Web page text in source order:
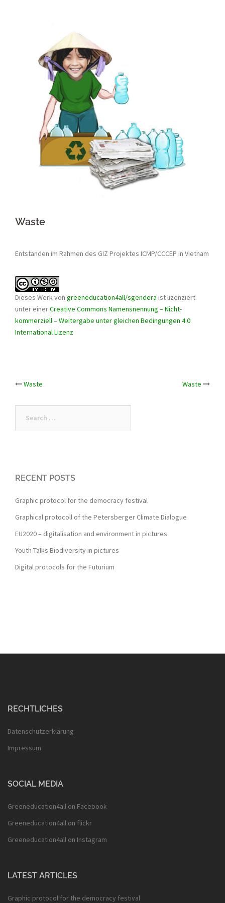
Waste
Entstanden im Rahmen des GIZ Projektes ICMP/CCCEP in Vietnam
Dieses Werk von greeneducation4all/sgendera ist lizenziert
unter einerCreative Commons Namensnennung – Nicht-
kommerziell – Weitergabe unter gleichen Bedingungen 4.0
International Lizenz
Post
navigation
Waste Waste
RECENT POSTS
Graphic protocol for the democracy festival
Graphical protocoll of the Petersberger Climate Dialogue
EU2020 – digitalisation and environment in pictures
Youth Talks Biodiversity in pictures
Digital protocols for the Futurium
RECHTLICHES
Datenschutzerklärung
Impressum
SOCIAL MEDIA
Greeneducation4all on Facebook
Greeneducation4all on flickr
Greeneducation4all on Instagram
LATEST ARTICLES
Graphic protocol for the democracy festival